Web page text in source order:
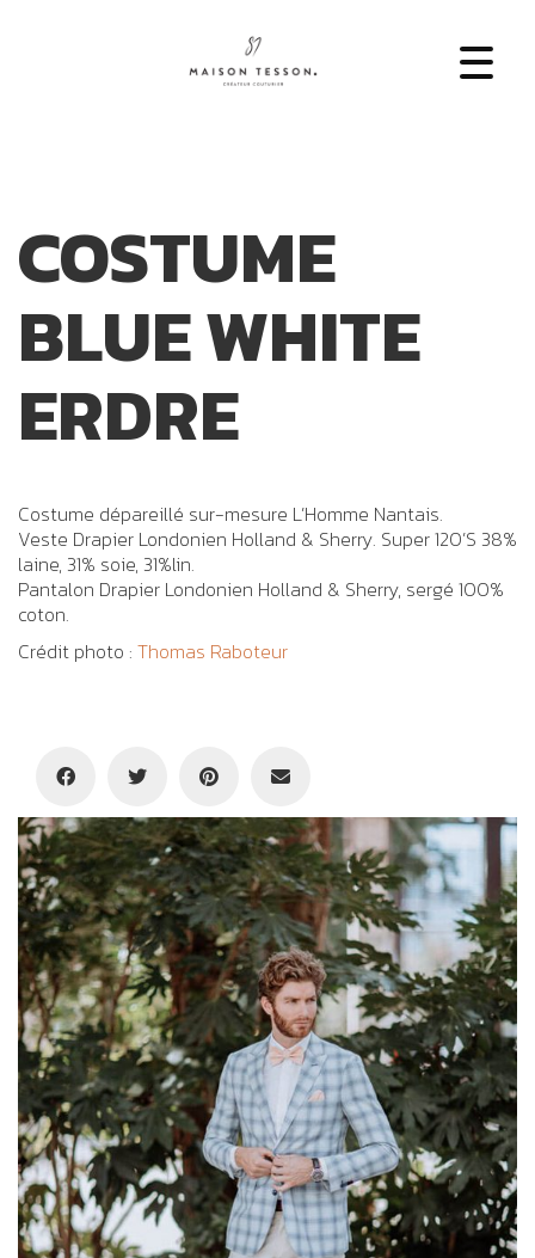
COSTUME
BLUE WHITE
ERDRE
Costume dépareillé sur-mesure L’Homme Nantais.
Veste Drapier Londonien Holland & Sherry. Super 120’S 38%
laine, 31% soie, 31%lin.
Pantalon Drapier Londonien Holland & Sherry, sergé 100%
coton.
Crédit photo : Thomas Raboteur